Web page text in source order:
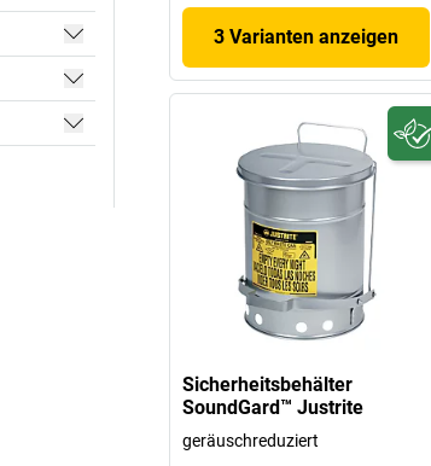
3 Varianten anzeigen
Sicherheitsbehälter
SoundGard™ Justrite
geräuschreduziert